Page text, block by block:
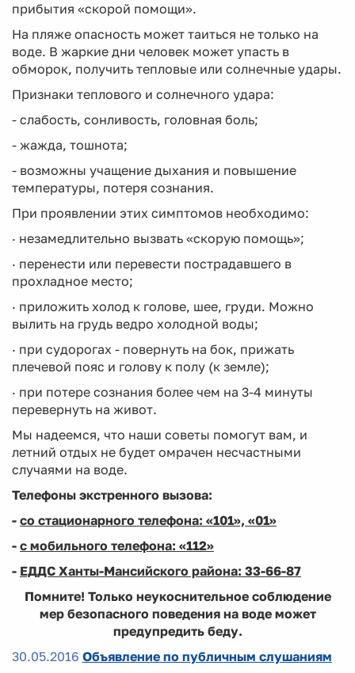
прибытия «скорой помощи».
На пляже опасность может таиться не только на
воде. В жаркие дни человек может упасть в
обморок, получить тепловые или солнечные удары.
Признаки теплового и солнечного удара:
- слабость, сонливость, головная боль;
- жажда, тошнота;
- возможны учащение дыхания и повышение
температуры, потеря сознания.
При проявлении этих симптомов необходимо:
· незамедлительно вызвать «скорую помощь»;
· перенести или перевести пострадавшего в
прохладное место;
· приложить холод к голове, шее, груди. Можно
вылить на грудь ведро холодной воды;
· при судорогах - повернуть на бок, прижать
плечевой пояс и голову к полу (к земле);
· при потере сознания более чем на 3-4 минуты
перевернуть на живот.
Мы надеемся, что наши советы помогут вам, и
летний отдых не будет омрачен несчастными
случаями на воде.
Телефоны экстренного вызова:
- со стационарного телефона: «101», «01»
- с мобильного телефона: «112»
- ЕДДС Ханты-Мансийского района: 33-66-87
Помните! Только неукоснительное соблюдение
мер безопасного поведения на воде может
предупредить беду.
30.05.2016 Объявление по публичным слушаниям